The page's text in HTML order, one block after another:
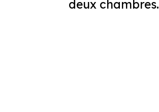
deux chambres.